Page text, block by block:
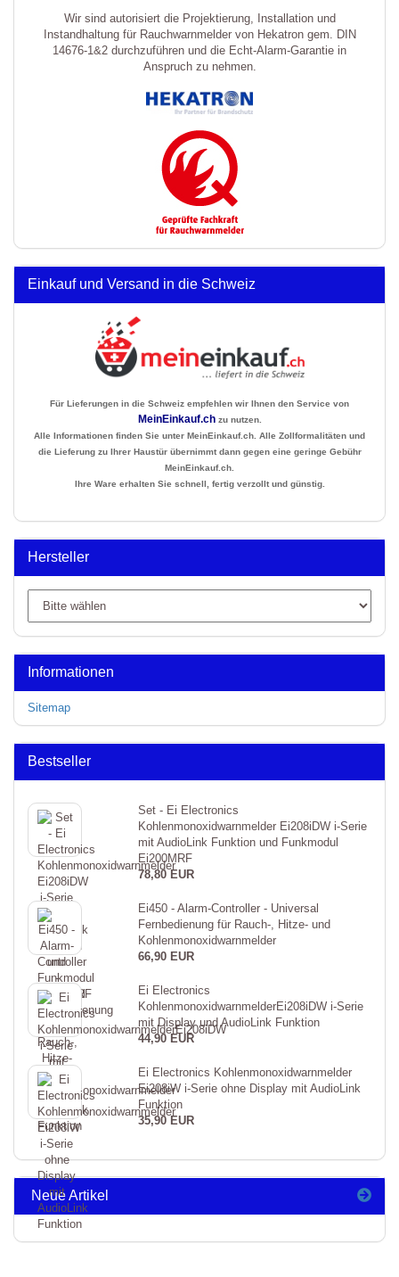
Wir sind autorisiert die Projektierung, Installation und
Instandhaltung für Rauchwarnmelder von Hekatron gem. DIN
14676-1&2 durchzuführen und die Echt-Alarm-Garantie in
Anspruch zu nehmen.
Einkauf und Versand in die Schweiz
Für Lieferungen in die Schweiz empfehlen wir Ihnen den Service von
MeinEinkauf.chzu nutzen.
Alle Informationen finden Sie unter MeinEinkauf.ch. Alle Zollformalitäten und
die Lieferung zu Ihrer Haustür übernimmt dann gegen eine geringe Gebühr
MeinEinkauf.ch.
Ihre Ware erhalten Sie schnell, fertig verzollt und günstig.
Hersteller
Informationen
Sitemap
Bestseller
Set - Ei Electronics
Kohlenmonoxidwarnmelder Ei208iDW i-Serie
mit AudioLink Funktion und Funkmodul
Ei200MRF
78,80 EUR
Ei450 - Alarm-Controller - Universal
Fernbedienung für Rauch-, Hitze- und
Kohlenmonoxidwarnmelder
66,90 EUR
Ei Electronics
KohlenmonoxidwarnmelderEi208iDW i-Serie
mit Display und AudioLink Funktion
44,90 EUR
Ei Electronics Kohlenmonoxidwarnmelder
Ei208iW i-Serie ohne Display mit AudioLink
Funktion
35,90 EUR
Neue Artikel